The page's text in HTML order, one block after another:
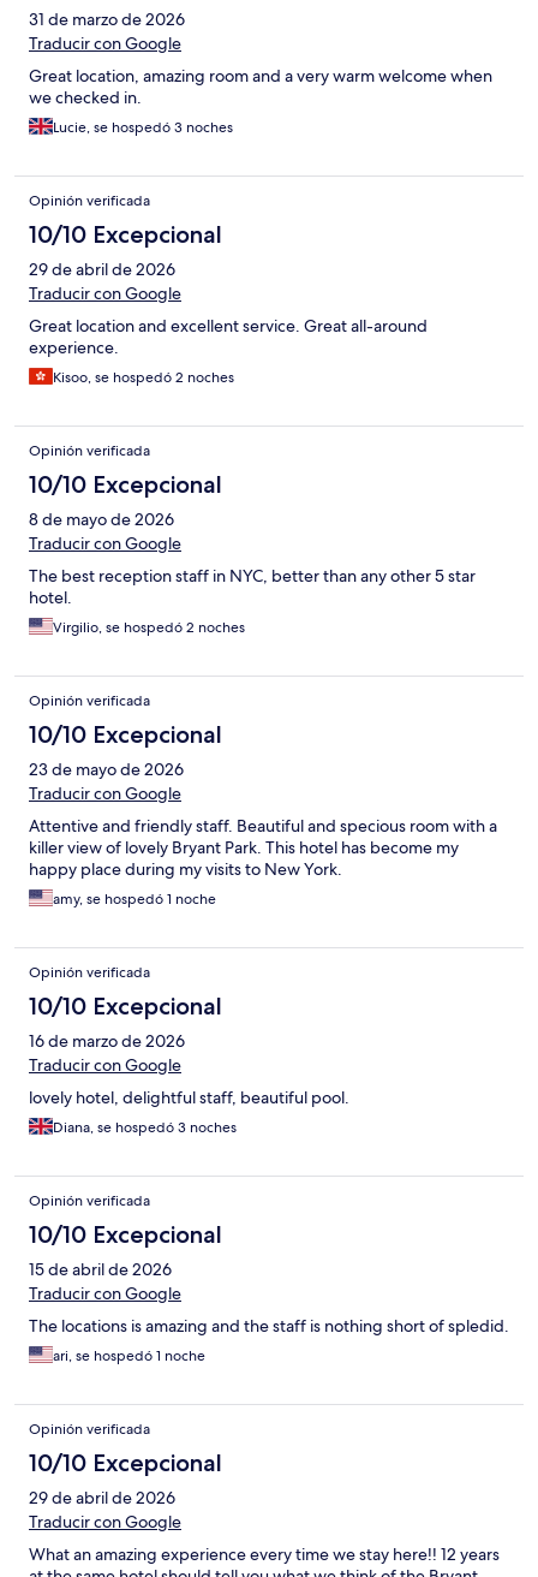
31 de marzo de 2026
Traducir con Google
Great location, amazing room and a very warm welcome when
we checked in.
Lucie, se hospedó 3 noches
Opinión verificada
10/10 Excepcional
29 de abril de 2026
Traducir con Google
Great location and excellent service. Great all-around
experience.
Kisoo, se hospedó 2 noches
Opinión verificada
10/10 Excepcional
8 de mayo de 2026
Traducir con Google
The best reception staff in NYC, better than any other 5 star
hotel.
Virgilio, se hospedó 2 noches
Opinión verificada
10/10 Excepcional
23 de mayo de 2026
Traducir con Google
Attentive and friendly staff. Beautiful and specious room with a
killer view of lovely Bryant Park. This hotel has become my
happy place during my visits to New York.
amy, se hospedó 1 noche
Opinión verificada
10/10 Excepcional
16 de marzo de 2026
Traducir con Google
lovely hotel, delightful staff, beautiful pool.
Diana, se hospedó 3 noches
Opinión verificada
10/10 Excepcional
15 de abril de 2026
Traducir con Google
The locations is amazing and the staff is nothing short of spledid.
ari, se hospedó 1 noche
Opinión verificada
10/10 Excepcional
29 de abril de 2026
Traducir con Google
What an amazing experience every time we stay here!! 12 years